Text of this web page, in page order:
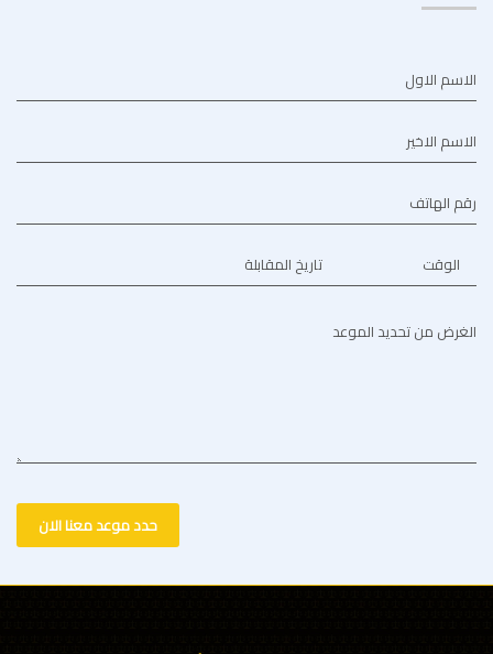
الاسم الاول
الاسم الاخير
رقم الهاتف
تاريخ المقابلة الوقت
الغرض من تحديد الموعد
حدد موعد معنا الان